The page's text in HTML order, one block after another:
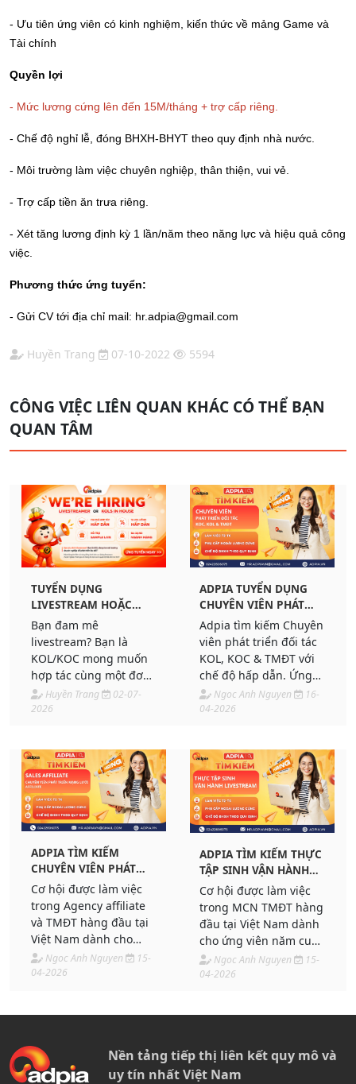
- Ưu tiên ứng viên có kinh nghiệm, kiến thức về mảng Game và
Tài chính
Quyền lợi
- Mức lương cứng lên đến 15M/tháng + trợ cấp riêng.
- Chế độ nghỉ lễ, đóng BHXH-BHYT theo quy định nhà nước.
- Môi trường làm việc chuyên nghiệp, thân thiện, vui vẻ.
- Trợ cấp tiền ăn trưa riêng.
- Xét tăng lương định kỳ 1 lần/năm theo năng lực và hiệu quả công
việc.
Phương thức ứng tuyển:
- Gửi CV tới địa chỉ mail: hr.adpia@gmail.com
Huyền Trang 07-10-2022 5594
CÔNG VIỆC LIÊN QUAN KHÁC CÓ THỂ BẠN
QUAN TÂM
TUYỂN DỤNG
LIVESTREAM HOẶC
KOLS IN-HOUSE
Bạn đam mê
livestream? Bạn là
KOL/KOC mong muốn
hợp tác cùng một đơn
vị chuyên nghiệp, có
nguồn sản phẩm đa
Huyền Trang
02-07-
2026
ADPIA TUYỂN DỤNG
CHUYÊN VIÊN PHÁT
TRIỂN ĐỐI TÁC
KOL/KOC & TMĐT
Adpia tìm kiếm Chuyên
viên phát triển đối tác
KOL, KOC & TMĐT với
chế độ hấp dẫn. Ứng
tuyển ngay!
Ngoc Anh Nguyen
16-
04-2026
ADPIA TÌM KIẾM
CHUYÊN VIÊN PHÁT
TRIỂN MẠNG LƯỚI
AFFILIATE
Cơ hội được làm việc
trong Agency affiliate
và TMĐT hàng đầu tại
Việt Nam dành cho
ứng viên có thế mạnh
về phát triển kinh
Ngoc Anh Nguyen
15-
04-2026
ADPIA TÌM KIẾM THỰC
TẬP SINH VẬN HÀNH
LIVESTREAM
Cơ hội được làm việc
trong MCN TMĐT hàng
đầu tại Việt Nam dành
cho ứng viên năm cuối
hoặc sắp tốt nghiệp.
Ứng tuyển ngay!
Ngoc Anh Nguyen
15-
04-2026
Nền tảng tiếp thị liên kết quy mô và
uy tín nhất Việt Nam